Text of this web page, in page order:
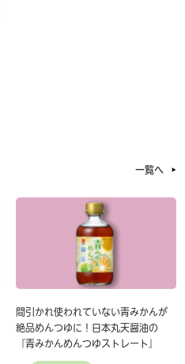
一覧へ
間引かれ使われていない青みかんが
絶品めんつゆに！日本丸天醤油の
『青みかんめんつゆストレート』